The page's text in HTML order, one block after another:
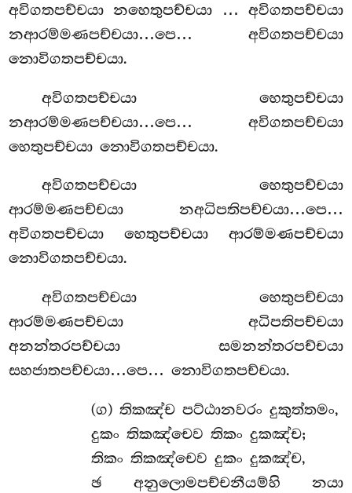
අවිගතපච්චයා නහෙතුපච්චයා
… අවිගතපච්චයා
නආරම්මණපච්චයා…පෙ… අවිගතපච්චයා
නොවිගතපච්චයා.
අවිගතපච්චයා හෙතුපච්චයා
නආරම්මණපච්චයා…පෙ… අවිගතපච්චයා
හෙතුපච්චයා නොවිගතපච්චයා.
අවිගතපච්චයා හෙතුපච්චයා
ආරම්මණපච්චයා නඅධිපතිපච්චයා…පෙ…
අවිගතපච්චයා හෙතුපච්චයා ආරම්මණපච්චයා
නොවිගතපච්චයා.
අවිගතපච්චයා හෙතුපච්චයා
ආරම්මණපච්චයා අධිපතිපච්චයා
අනන්තරපච්චයා සමනන්තරපච්චයා
සහජාතපච්චයා…පෙ… නොවිගතපච්චයා.
(ග) තිකඤ්ච පට්ඨානවරං දුකුත්තමං,
දුකං තිකඤ්චෙව තිකං දුකඤ්ච;
තිකං තිකඤ්චෙව දුකං දුකඤ්ච,
ඡ අනුලොමපච්චනීයම්හි නයා